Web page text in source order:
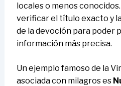
locales o menos
verificar el título exacto y
de la devoción para poder
información más precisa.
Un ejemplo famoso de la
asociada con milagros es